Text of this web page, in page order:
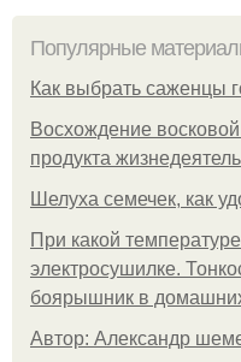
Популярные
Как выбрать саженцы
Восхождение
продукта
Шелуха семечек, как
При какой
электросушилке.
боярышник в
Автор: Александр